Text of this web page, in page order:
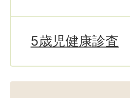
5歳児健康診査